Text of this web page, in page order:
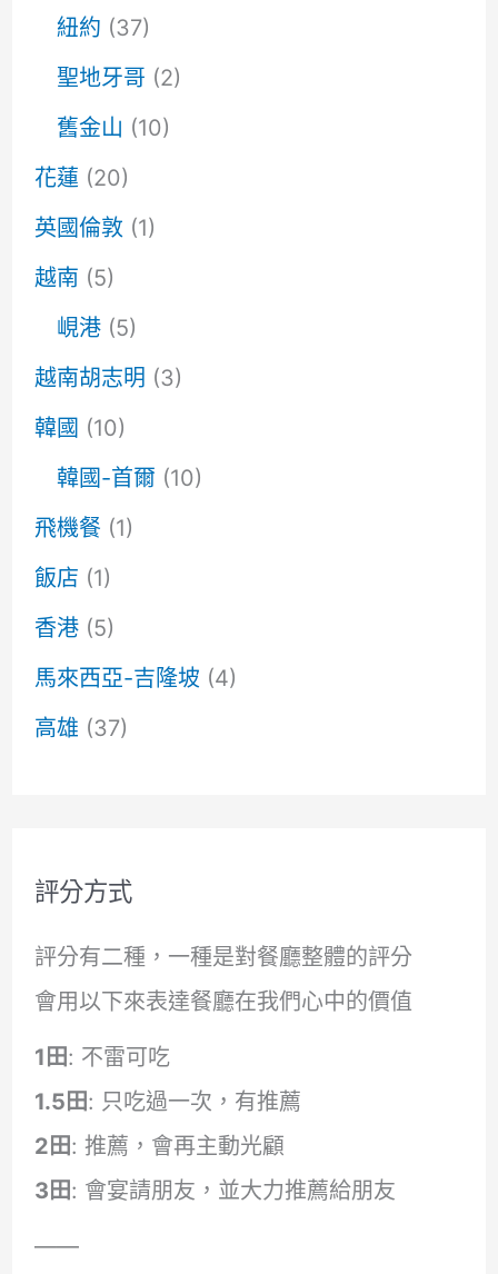
紐約 (37)
聖地牙哥 (2)
舊金山 (10)
花蓮 (20)
英國倫敦 (1)
越南 (5)
峴港(5)
越南胡志明 (3)
韓國 (10)
韓國-首爾 (10)
飛機餐 (1)
飯店 (1)
香港(5)
馬來西亞-吉隆坡 (4)
高雄 (37)
評分方式
評分有二種，一種是對餐廳整體的評分
會用以下來表達餐廳在我們心中的價值
1田: 不雷可吃
1.5田: 只吃過一次，有推薦
2田: 推薦，會再主動光顧
3田: 會宴請朋友，並大力推薦給朋友
——